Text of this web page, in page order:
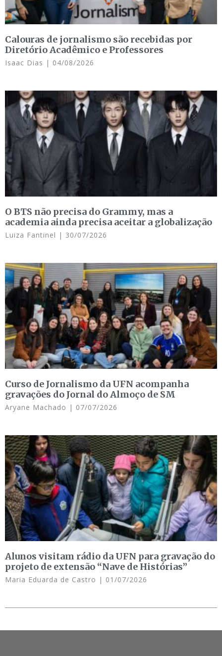
Calouras de jornalismo são recebidas por
Diretório Acadêmico e Professores
Isaac Dias 04/08/2026
O BTS não precisa do Grammy, mas a
academia ainda precisa aceitar a globalização
Luiza Fantinel 30/07/2026
Curso de Jornalismo da UFN acompanha
gravações do Jornal do Almoço de SM
Aryane Machado 07/07/2026
Alunos visitam rádio da UFN para gravação do
projeto de extensão “Nave de Histórias”
Maria Eduarda de Castro 01/07/2026